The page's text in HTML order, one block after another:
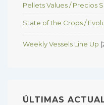
Pellets Values / Precios
State of the Crops /
Weekly Vessels Line Up
ÚLTIMAS